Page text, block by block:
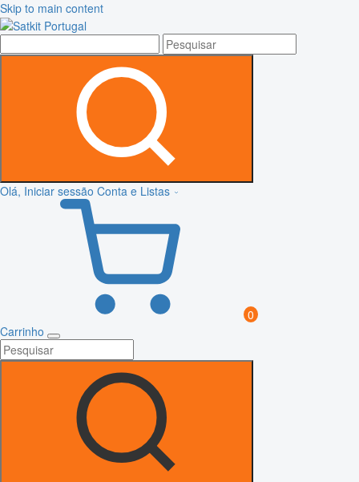
Skip to main content
Olá, Iniciar sessão Conta e Listas
0
Carrinho